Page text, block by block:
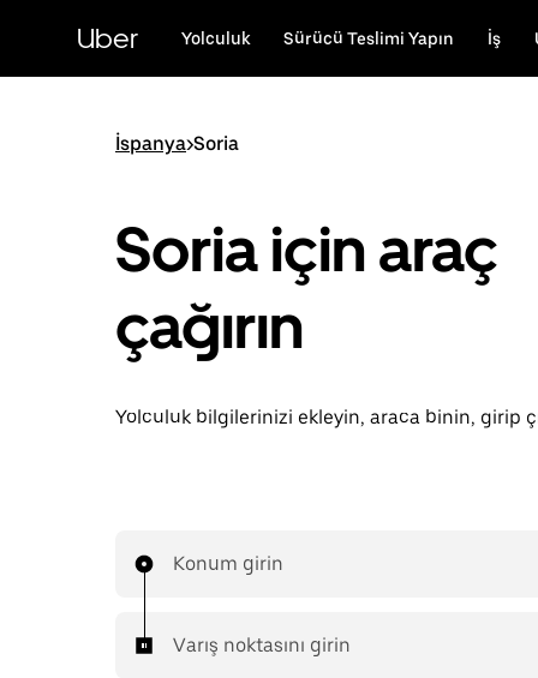
Uber Yolculuk Sürücü Teslimi Yapın İş
İspanya>Soria
Soria için araç
çağırın
Yolculuk bilgilerinizi ekleyin, araca binin, girip
Konum girin
Varış noktasını girin